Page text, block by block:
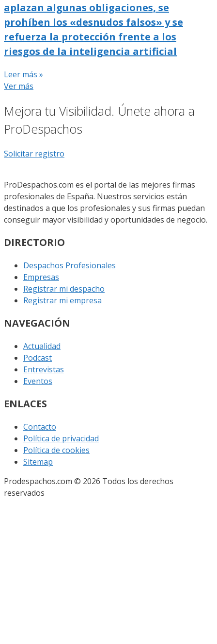
aplazan algunas obligaciones, se
prohíben los «desnudos falsos» y se
refuerza la protección frente a los
riesgos de la inteligencia artificial
Leer más »
Ver más
Mejora tu Visibilidad. Únete ahora a
ProDespachos
Solicitar registro
ProDespachos.com es el portal de las mejores firmas
profesionales de España. Nuestros servicios están
destinados a que los profesionales y sus firmas puedan
conseguir mayor visibilidad y oportunidades de negocio.
DIRECTORIO
Despachos Profesionales
Empresas
Registrar mi despacho
Registrar mi empresa
NAVEGACIÓN
Actualidad
Podcast
Entrevistas
Eventos
ENLACES
Contacto
Política de privacidad
Política de cookies
Sitemap
Prodespachos.com © 2026 Todos los derechos
reservados